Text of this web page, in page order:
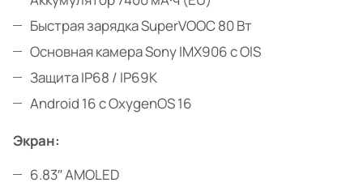
Быстрая зарядка SuperVOOC 80 Вт
Основная камера Sony IMX906 с OIS
Защита IP68 / IP69K
Android 16 с OxygenOS 16
Экран:
6.83″ AMOLED